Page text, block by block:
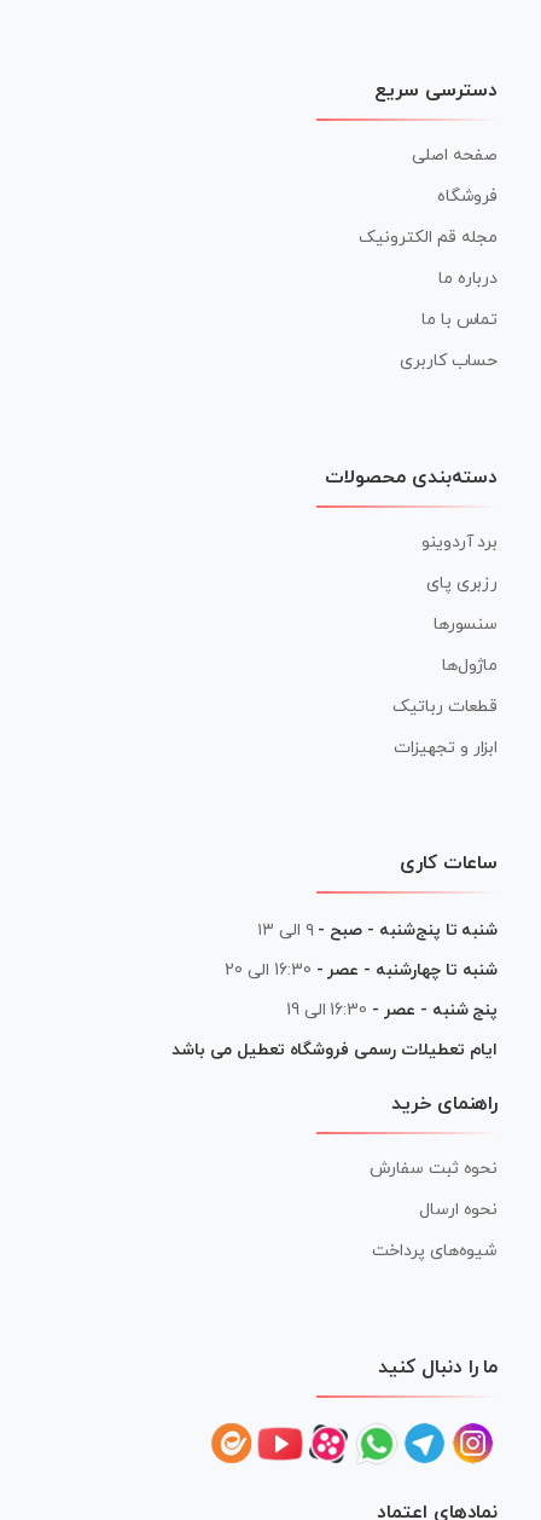
دسترسی سریع
صفحه اصلی
فروشگاه
مجله قم الکترونیک
درباره ما
تماس با ما
حساب کاربری
دسته‌بندی محصولات
برد آردوینو
رزبری پای
سنسورها
ماژول‌ها
قطعات رباتیک
ابزار و تجهیزات
ساعات کاری
شنبه تا پنج‌شنبه - صبح - ۹ الی ۱۳
شنبه تا چهارشنبه - عصر - 16:30 الی 20
پنج شنبه - عصر - 16:30 الی 19
ایام تعطیلات رسمی فروشگاه تعطیل می باشد
راهنمای خرید
نحوه ثبت سفارش
نحوه ارسال
شیوه‌های پرداخت
ما را دنبال کنید
نمادهای اعتماد